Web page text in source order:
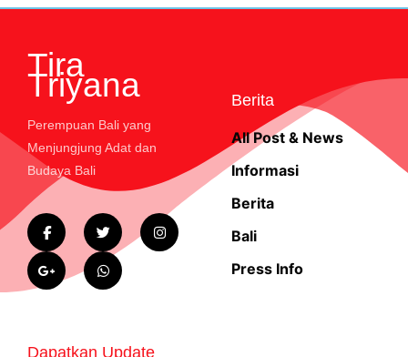
Tira
Triyana
Perempuan Bali yang
Menjungjung Adat dan
Budaya Bali
Berita
All Post & News
Informasi
Berita
Bali
Press Info
Dapatkan Update